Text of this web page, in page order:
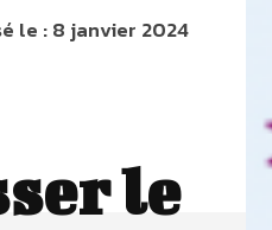
le :8 janvier 2024
le